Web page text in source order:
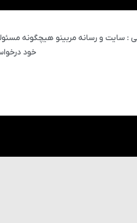
: سایت و رسانه مربینو هیچگونه
خود